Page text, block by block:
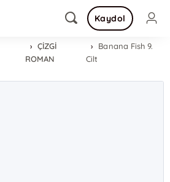
Kaydol
ÇİZGİ
ROMAN
Banana Fish 9.
Cilt